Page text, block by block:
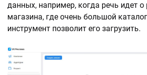
данных, например, когда речь идет о
магазина, где очень большой
инструмент позволит его загрузить.